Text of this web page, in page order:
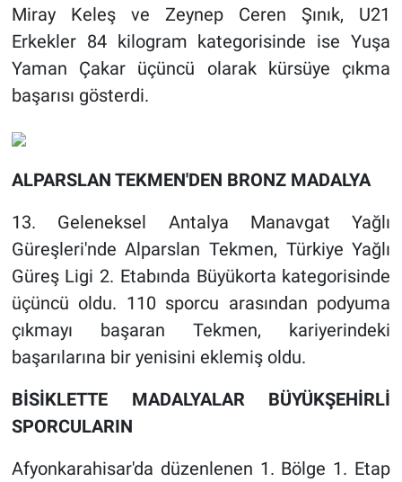
Miray Keleş ve Zeynep Ceren Şınık, U21
Erkekler 84 kilogram kategorisinde ise Yuşa
Yaman Çakar üçüncü olarak kürsüye çıkma
başarısı gösterdi.
ALPARSLAN TEKMEN'DEN BRONZ MADALYA
13. Geleneksel Antalya Manavgat Yağlı
Güreşleri'nde Alparslan Tekmen, Türkiye Yağlı
Güreş Ligi 2. Etabında Büyükorta kategorisinde
üçüncü oldu. 110 sporcu arasından podyuma
çıkmayı başaran Tekmen, kariyerindeki
başarılarına bir yenisini eklemiş oldu.
BİSİKLETTE MADALYALAR BÜYÜKŞEHİRLİ
SPORCULARIN
Afyonkarahisar'da düzenlenen 1. Bölge 1. Etap